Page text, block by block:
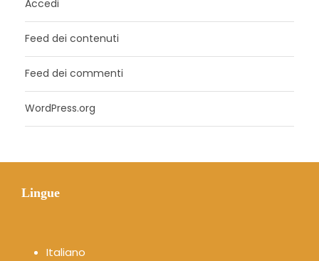
Accedi
Feed dei contenuti
Feed dei commenti
WordPress.org
Lingue
Italiano